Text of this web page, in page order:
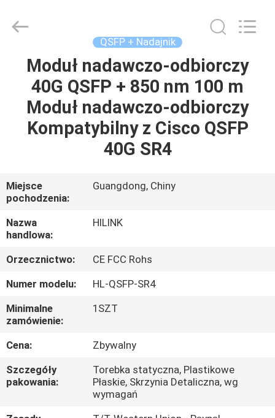
DOMU
PRODUKTY
NAS
WYCIECZKA
PO
FABRYCE
KONTROLA
JAKOŚCI
SKONTAKTUJ
SIĘ
Technology
Co.,Ltd..
QSFP + Nadajnik
Moduł nadawczo-odbiorczy
40G QSFP + 850 nm 100 m
Moduł nadawczo-odbiorczy
Kompatybilny z Cisco QSFP
40G SR4
Miejsce
pochodzenia:
Guangdong, Chiny
Nazwa
handlowa:
HILINK
Orzecznictwo:
CE FCC Rohs
Numer modelu:
HL-QSFP-SR4
Minimalne
zamówienie:
1SZT
Cena:
Zbywalny
Szczegóły
pakowania:
Torebka statyczna, Plastikowe
Płaskie, Skrzynia Detaliczna, wg
wymagań